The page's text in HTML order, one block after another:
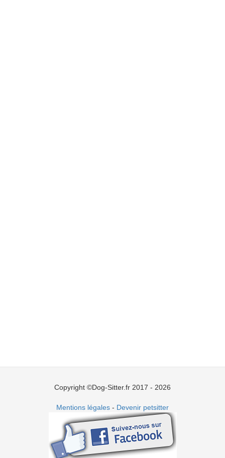
Copyright ©Dog-Sitter.fr 2017 - 2026
Mentions légales - Devenir petsitter